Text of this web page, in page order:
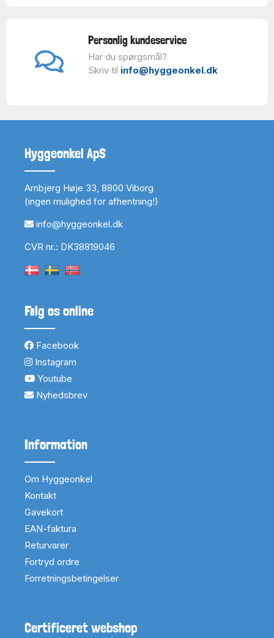
Personlig kundeservice
Har du spørgsmål?
Skriv til info@hyggeonkel.dk
Hyggeonkel ApS
Arnbjerg Høje 33, 8800 Viborg
(ingen mulighed for afhentning!)
info@hyggeonkel.dk
CVR nr.: DK38819046
Følg os online
Facebook
Instagram
Youtube
Nyhedsbrev
Information
Om Hyggeonkel
Kontakt
Gavekort
EAN-faktura
Returvarer
Fortryd ordre
Forretningsbetingelser
Certificeret webshop